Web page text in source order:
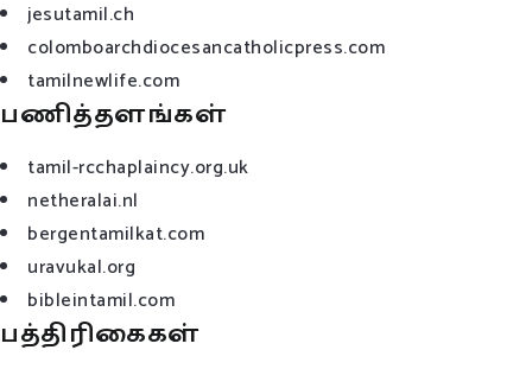
jesutamil.ch
colomboarchdiocesancatholicpress.com
tamilnewlife.com
பணித்தளங்கள்
tamil-rcchaplaincy.org.uk
netheralai.nl
bergentamilkat.com
uravukal.org
bibleintamil.com
பத்திரிகைகள்